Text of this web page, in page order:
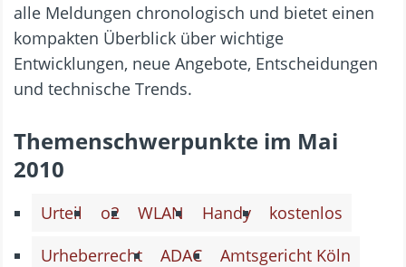
alle Meldungen chronologisch und bietet einen
kompakten Überblick über wichtige
Entwicklungen, neue Angebote, Entscheidungen
und technische Trends.
Themenschwerpunkte im Mai
2010
Urteil o2 WLAN Handy
kostenlos
Urheberrecht
ADAC Amtsgericht Köln